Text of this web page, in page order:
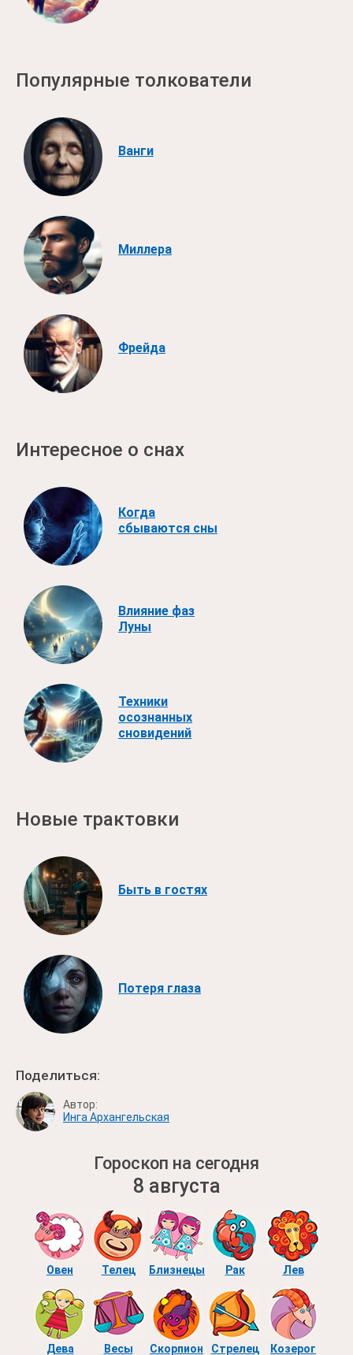
Популярные толкователи
Ванги
Миллера
Фрейда
Интересное о снах
Когда
сбываются сны
Влияние фаз
Луны
Техники
осознанных
сновидений
Новые трактовки
Быть в гостях
Потеря глаза
Поделиться:
Автор:
Инга Архангельская
Гороскоп на сегодня
8 августа
Овен Телец Близнецы Рак Лев
Дева Весы Скорпион Стрелец Козерог